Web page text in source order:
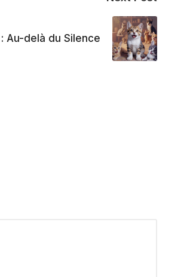
Au-delà du Silence